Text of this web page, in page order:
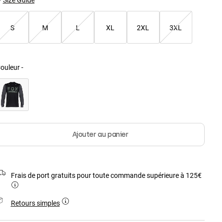
S M L XL 2XL 3XL
-
Ajouter au panier
Frais de port gratuits pour toute commande supérieure à 125€
Retours simples